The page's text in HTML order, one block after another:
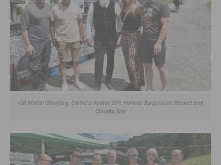
GR Martin Oberjörg, Gerhard Aneter, StR. Hannes Burgstaller, Roland und
Claudia Sint